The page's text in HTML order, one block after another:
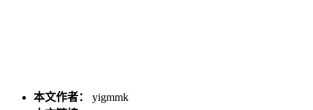
本文作者： yigmmk